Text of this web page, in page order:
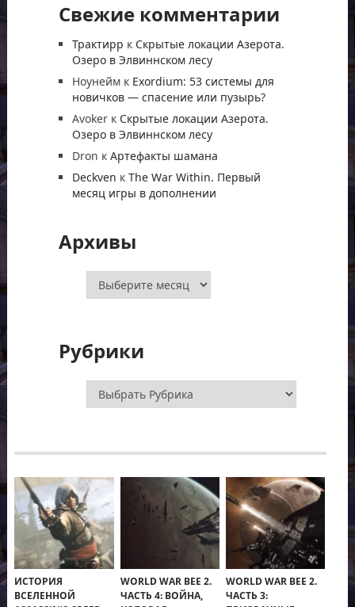
Свежие комментарии
Трактирр к Скрытые локации Азерота.
Озеро в Элвиннском лесу
Ноунеймк Exordium: 53 системы для
новичков — спасение или пузырь?
Avokerк Скрытые локации Азерота.
Озеро в Элвиннском лесу
Dron к Артефакты шамана
Deckven к The War Within. Первый
месяц игры в дополнении
Архивы
Архивы
Рубрики
Рубрики
ИСТОРИЯ
ВСЕЛЕННОЙ
WORLD WAR BEE 2.
ЧАСТЬ 4: ВОЙНА,
WORLD WAR BEE 2.
ЧАСТЬ 3: